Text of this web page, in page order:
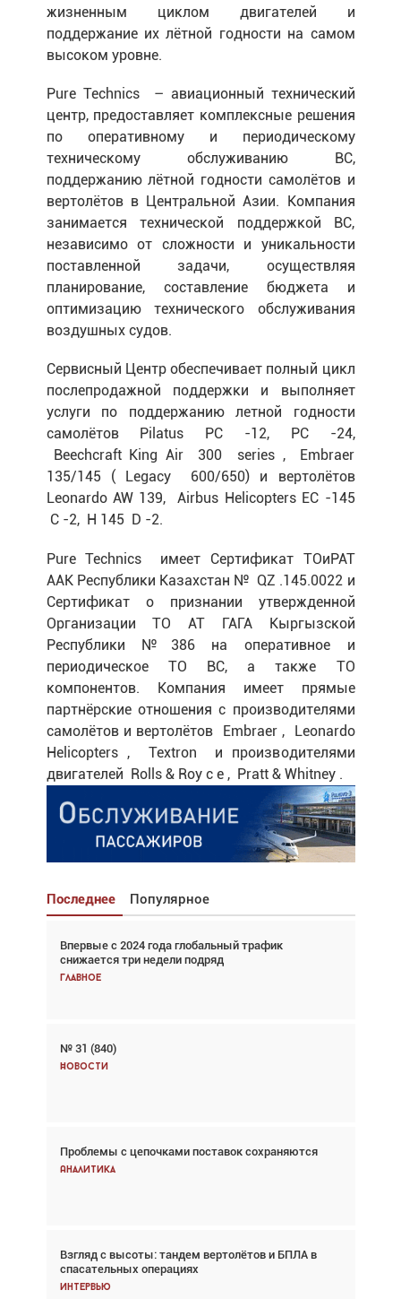
жизненным циклом двигателей и
поддержание их лётной годности на самом
высоком уровне.
Pure Technics – авиационный технический
центр, предоставляет комплексные решения
по оперативному и периодическому
техническому обслуживанию ВС,
поддержанию лётной годности самолётов и
вертолётов в Центральной Азии. Компания
занимается технической поддержкой ВС,
независимо от сложности и уникальности
поставленной задачи, осуществляя
планирование, составление бюджета и
оптимизацию технического обслуживания
воздушных судов.
Сервисный Центр обеспечивает полный цикл
послепродажной поддержки и выполняет
услуги по поддержанию летной годности
самолётов Pilatus PC -12, PC -24,
Beechcraft King Air 300 series , Embraer
135/145 ( Legacy 600/650) и вертолётов
Leonardo AW 139, Airbus Helicopters EC -145
C -2, H 145 D -2.
Pure Technics имеет Сертификат ТОиРАТ
ААК Республики Казахстан № QZ .145.0022 и
Сертификат о признании утвержденной
Организации ТО АТ ГАГА Кыргызской
Республики №386 на оперативное и
периодическое ТО ВС, а также ТО
компонентов. Компания имеет прямые
партнёрские отношения с производителями
самолётов и вертолётов Embraer , Leonardo
Helicopters , Textron и производителями
двигателей Rolls & Roy с e , Pratt & Whitney .
Последнее Популярное
Впервые с 2024 года глобальный трафик
снижается три недели подряд
Главное
№ 31 (840)
Новости
Проблемы с цепочками поставок сохраняются
Аналитика
Взгляд с высоты: тандем вертолётов и БПЛА в
спасательных операциях
Интервью
Взгляд с высоты: тандем вертолётов и БПЛА в
спасательных операциях
Главное
Авиационный фотограф Дэйв Кох: «Фотография
говорит сама за себя... а ИИ всё портит»
Впервые с 2024 года глобальный трафик
снижается три недели подряд
Частный самолёт – это актив. Подходите к
покупке соответствующим образом
Интервью